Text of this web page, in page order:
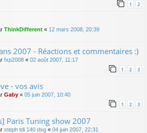
1 2
ThinkDifferent « 12 mars 2008, 20:39
2007 - Réactions et commentaires :)
fxp2008 « 02 août 2007, 11:17
1 2 3
- vos avis
Gaby « 05 juin 2007, 10:40
1 2 3
Paris Tuning show 2007
steph tdi 140 dsg « 04 juin 2007, 22:31